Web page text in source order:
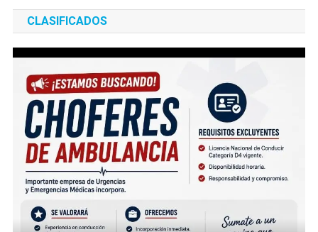
CLASIFICADOS